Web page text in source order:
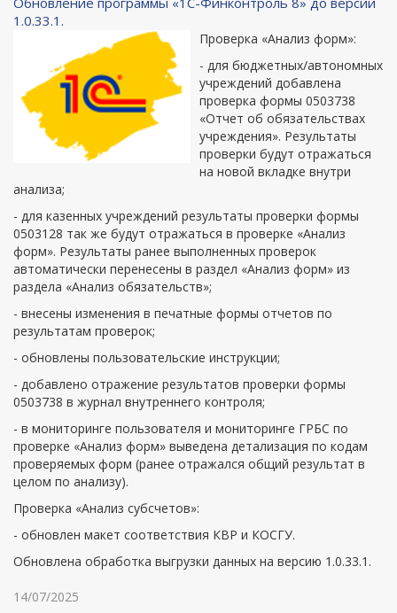
1.0.33.1.
Проверка «Анализ форм»:
- для бюджетных/автономных
учреждений добавлена
проверка формы 0503738
«Отчет об обязательствах
учреждения». Результаты
проверки будут отражаться
на новой вкладке внутри
анализа;
- для казенных учреждений результаты проверки формы
0503128 так же будут отражаться в проверке «Анализ
форм». Результаты ранее выполненных проверок
автоматически перенесены в раздел «Анализ форм» из
раздела «Анализ обязательств»;
- внесены изменения в печатные формы отчетов по
результатам проверок;
- обновлены пользовательские инструкции;
- добавлено отражение результатов проверки формы
0503738 в журнал внутреннего контроля;
- в мониторинге пользователя и мониторинге ГРБС по
проверке «Анализ форм» выведена детализация по кодам
проверяемых форм (ранее отражался общий результат в
целом по анализу).
Проверка «Анализ субсчетов»:
- обновлен макет соответствия КВР и КОСГУ.
Обновлена обработка выгрузки данных на версию 1.0.33.1.
14/07/2025